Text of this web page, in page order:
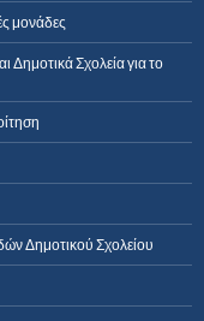
μονάδες
Σχολεία για το
Δημοτικού Σχολείου